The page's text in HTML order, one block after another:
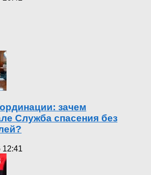
зачем
Служба спасения без
12:41